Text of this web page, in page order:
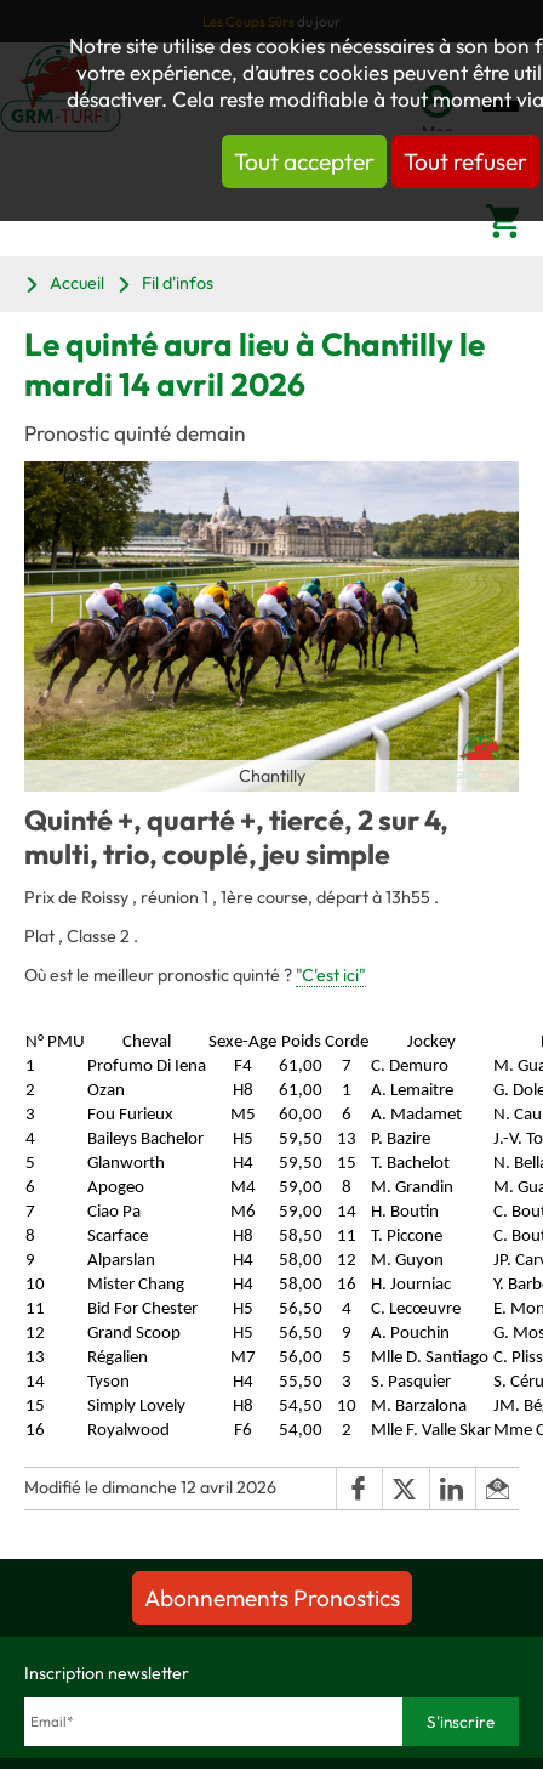
Notre site utilise des cookies nécessaires à son
votre expérience, d’autres cookies peuvent être
désactiver. Cela reste modifiable à tout moment
Tout accepter Tout refuser
Les Coups Sûrs du jour
Mon
compte
Accueil
Fil d'infos
Le quinté aura lieu à Chantilly le
mardi 14 avril 2026
Pronostic quinté demain
Chantilly
Quinté +, quarté +, tiercé, 2 sur 4,
multi, trio, couplé, jeu simple
Prix de Roissy , réunion 1 , 1ère course, départ à 13h55 .
Plat , Classe 2 .
Où est le meilleur pronostic quinté ? "C'est ici"
N° PMU Cheval Sexe-Age Poids Corde Jockey
1
Profumo Di Iena F4 61,00 7 C. Demuro
M.
2
Ozan H8 61,00 1 A. Lemaitre
G.
3
Fou Furieux M5 60,00 6 A. Madamet
N.
4
Baileys Bachelor H5 59,50 13 P. Bazire
J.-V.
5
Glanworth H4 59,50 15 T. Bachelot
N.
6
Apogeo M4 59,00 8 M. Grandin
M.
7
Ciao Pa M6 59,00 14 H. Boutin
C.
8
Scarface H8 58,50 11 T. Piccone
C.
9
Alparslan H4 58,00 12 M. Guyon
JP.
10
Mister Chang H4 58,00 16 H. Journiac
Y.
11
Bid For Chester H5 56,50 4 C. Lecœuvre
E.
12
Grand Scoop H5 56,50 9 A. Pouchin
G.
13
Régalien M7 56,00 5 Mlle D. Santiago C.
14
Tyson H4 55,50 3 S. Pasquier
S.
15
Simply Lovely H8 54,50 10 M. Barzalona
JM.
16
Royalwood F6 54,00 2 Mlle F. Valle Skar Mme
Modifié le dimanche 12 avril 2026
Abonnements Pronostics
Inscription newsletter